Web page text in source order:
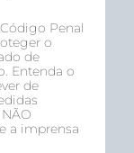
Penal
o
de
Entenda o
de
a imprensa